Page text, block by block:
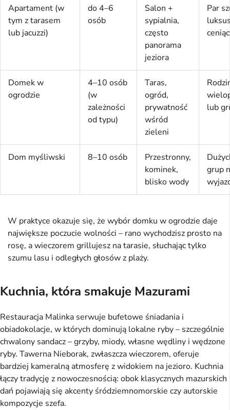
Apartament (w
tym z tarasem
lub jacuzzi)
do 4–6
osób
Salon +
sypialnia,
często
panorama
jeziora
Par
Domek w
ogrodzie
4–10 osób
(w
zależności
od typu)
Taras,
ogród,
prywatność
wśród
zieleni
lub
Dom myśliwski 8–10 osób
Przestronny,
kominek,
blisko wody
grup
W praktyce okazuje się, że wybór domku w ogrodzie daje
największe poczucie wolności – rano wychodzisz prosto na
rosę, a wieczorem grillujesz na tarasie, słuchając tylko
szumu lasu i odległych głosów z plaży.
Kuchnia, która smakuje Mazurami
Restauracja Malinka serwuje bufetowe śniadania i
obiadokolacje, w których dominują lokalne ryby – szczególnie
chwalony sandacz – grzyby, miody, własne wędliny i wędzone
ryby. Tawerna Nieborak, zwłaszcza wieczorem, oferuje
bardziej kameralną atmosferę z widokiem na jezioro. Kuchnia
łączy tradycję z nowoczesnością: obok klasycznych mazurskich
dań pojawiają się akcenty śródziemnomorskie czy autorskie
kompozycje szefa.